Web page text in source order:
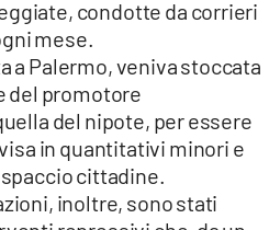
condotte da corrieri
mese.
a Palermo, veniva stoccata
del promotore
del nipote, per essere
in quantitativi minori e
cittadine.
inoltre, sono stati